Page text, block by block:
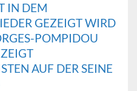
IN DEM
GEZEIGT WIRD
POMPIDOU
AUF DER SEINE